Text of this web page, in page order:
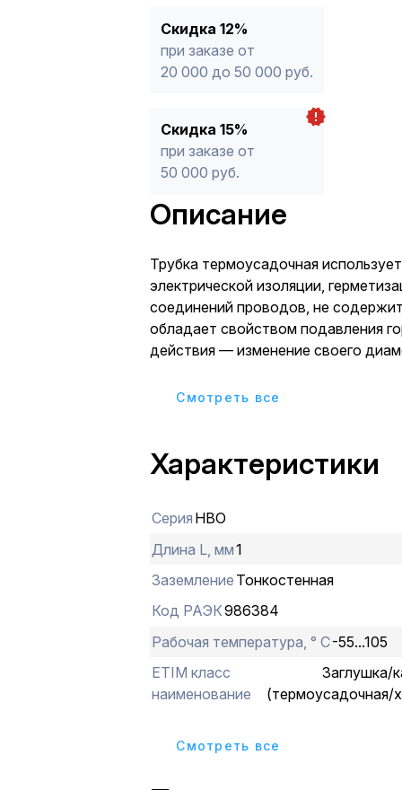
Скидка 12%
при заказе от
20 000 до 50 000 руб.
Скидка 15%
при заказе от
50 000 руб.
Описание
Трубка термоусадочная
электрической изоляции,
соединений проводов, не
обладает свойством подавления
действия — изменение своего диаметра путем
Cмотреть все
Характеристики
Серия НВО
Длина L, мм1
Заземление Тонкостенная
Код РАЭК986384
Рабочая температура, ° С-55...105
ETIM класс
наименование
Заглушка/
(термоусадочная/
Cмотреть все